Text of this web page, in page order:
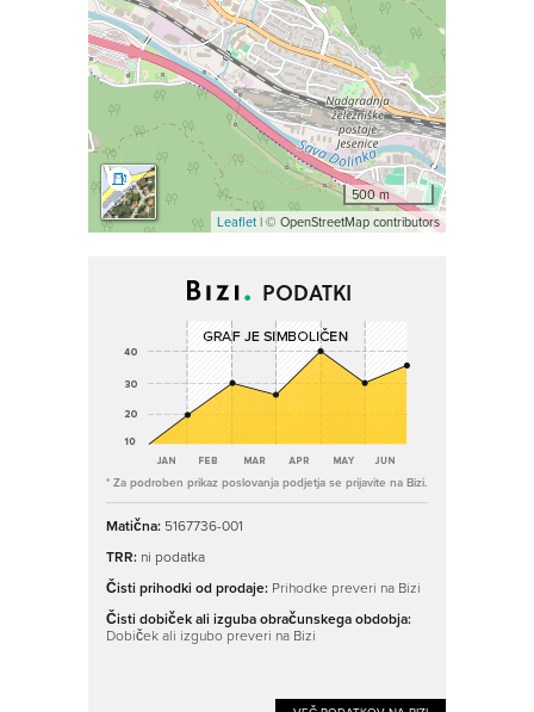
500 m
Leaflet| © OpenStreetMap contributors
PODATKI
* Za podroben prikaz poslovanja podjetja se prijavite na Bizi.
Matična: 5167736-001
TRR: ni podatka
Čisti prihodki od prodaje: Prihodke preveri na Bizi
Čisti dobiček ali izguba obračunskega obdobja:
Dobiček ali izgubo preveri na Bizi